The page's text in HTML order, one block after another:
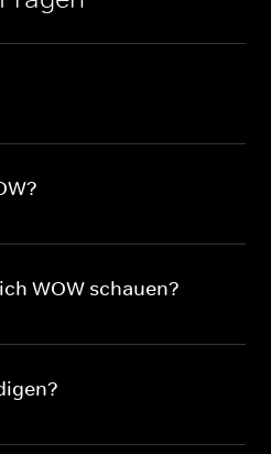
WOW schauen?